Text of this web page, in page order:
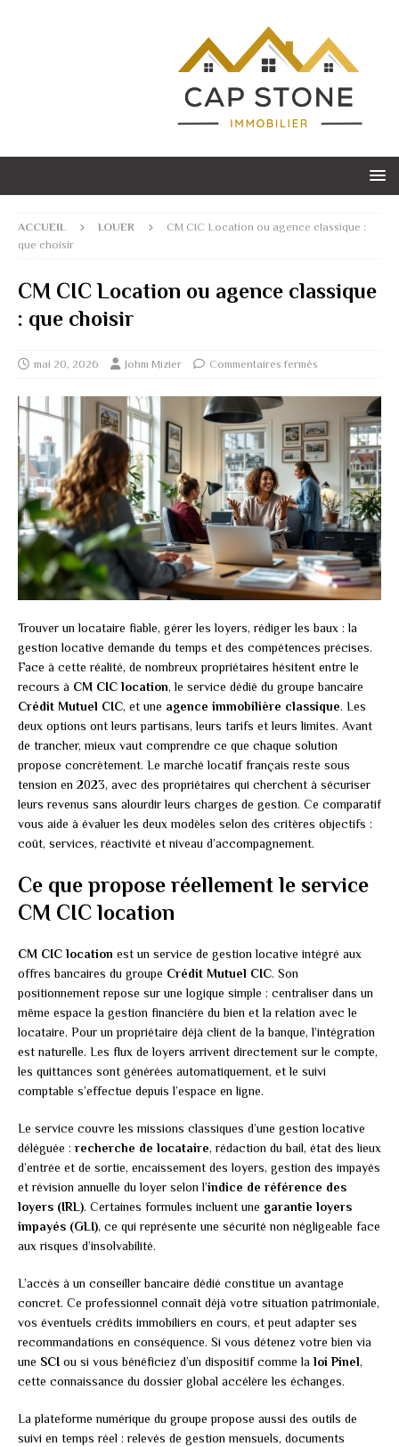
ACCUEIL LOUER
CM CIC Location ou agence classique :
que choisir
CM CIC Location ou agence classique
: que choisir
mai 20, 2026 Johm Mizier Commentaires fermés
Trouver un locataire fiable, gérer les loyers, rédiger les baux : la
gestion locative demande du temps et des compétences précises.
Face à cette réalité, de nombreux propriétaires hésitent entre le
recours à CM CIC location, le service dédié du groupe bancaire
Crédit Mutuel CIC, et une agence immobilière classique. Les
deux options ont leurs partisans, leurs tarifs et leurs limites. Avant
de trancher, mieux vaut comprendre ce que chaque solution
propose concrètement. Le marché locatif français reste sous
tension en 2023, avec des propriétaires qui cherchent à sécuriser
leurs revenus sans alourdir leurs charges de gestion. Ce comparatif
vous aide à évaluer les deux modèles selon des critères objectifs :
coût, services, réactivité et niveau d’accompagnement.
Ce que propose réellement le service
CM CIC location
CM CIC location est un service de gestion locative intégré aux
offres bancaires du groupe Crédit Mutuel CIC. Son
positionnement repose sur une logique simple : centraliser dans un
même espace la gestion financière du bien et la relation avec le
locataire. Pour un propriétaire déjà client de la banque, l’intégration
est naturelle. Les flux de loyers arrivent directement sur le compte,
les quittances sont générées automatiquement, et le suivi
comptable s’effectue depuis l’espace en ligne.
Le service couvre les missions classiques d’une gestion locative
déléguée : recherche de locataire, rédaction du bail, état des lieux
d’entrée et de sortie, encaissement des loyers, gestion des impayés
et révision annuelle du loyer selon l’indice de référence des
loyers (IRL). Certaines formules incluent une garantie loyers
impayés (GLI), ce qui représente une sécurité non négligeable face
aux risques d’insolvabilité.
L’accès à un conseiller bancaire dédié constitue un avantage
concret. Ce professionnel connaît déjà votre situation patrimoniale,
vos éventuels crédits immobiliers en cours, et peut adapter ses
recommandations en conséquence. Si vous détenez votre bien via
une SCI ou si vous bénéficiez d’un dispositif comme la loi Pinel,
cette connaissance du dossier global accélère les échanges.
La plateforme numérique du groupe propose aussi des outils de
suivi en temps réel : relevés de gestion mensuels, documents